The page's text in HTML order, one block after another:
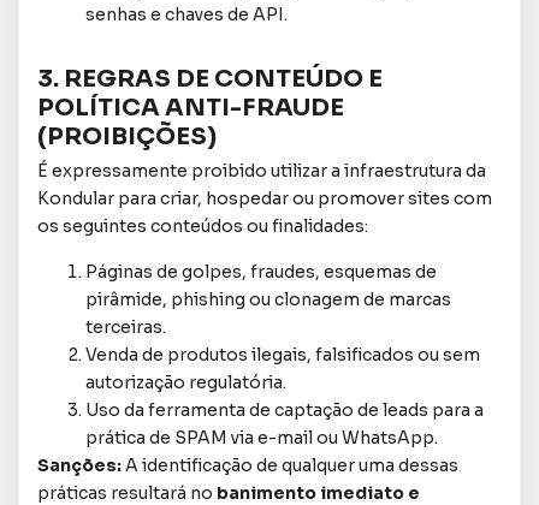
senhas e chaves de API.
3. REGRAS DE CONTEÚDO E
POLÍTICA ANTI-FRAUDE
(PROIBIÇÕES)
É expressamente proibido utilizar a infraestrutura da
Kondular para criar, hospedar ou promover sites com
os seguintes conteúdos ou finalidades:
Páginas de golpes, fraudes, esquemas de
pirâmide, phishing ou clonagem de marcas
terceiras.
Venda de produtos ilegais, falsificados ou sem
autorização regulatória.
Uso da ferramenta de captação de leads para a
prática de SPAM via e-mail ou WhatsApp.
Sanções:A identificação de qualquer uma dessas
práticas resultará no banimento imediato e